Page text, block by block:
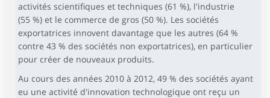
activités scientifiques et techniques (61 %), l'industrie
(55 %) et le commerce de gros (50 %). Les sociétés
exportatrices innovent davantage que les autres (64 %
contre 43 % des sociétés non exportatrices), en particulier
pour créer de nouveaux produits.
Au cours des années 2010 à 2012, 49 % des sociétés ayant
eu une activité d'innovation technologique ont reçu un